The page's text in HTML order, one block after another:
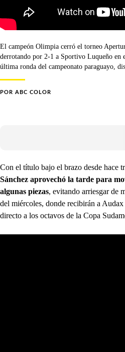
El campeón Olimpia cerró el torneo
derrotando por 2-1 a Sportivo Luqueño en
última ronda del campeonato paraguayo,
POR ABC COLOR
Con el título bajo el brazo desde hace
Sánchez aprovechó la tarde para
algunas piezas, evitando arriesgar de
del miércoles, donde recibirán a
directo a los octavos de la Copa